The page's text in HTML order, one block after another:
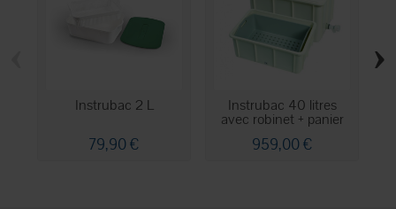
Instrubac 2 L
79,90 €
Instrubac 40 litres
avec robinet + panier
959,00 €
›